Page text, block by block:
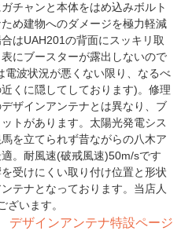
チャンと本体をはめ込みボルト
め建物へのダメージを極力軽減
はUAH201の背面にスッキリ取
にブースターが露出しないので
波状況が悪くない限り、なるべ
くに隠してしております)。修理
ザインアンテナとは異なり、ブ
トがあります。太陽光発電シス
を立てられず昔ながらの八木ア
。耐風速(破戒風速)50m/sです
受けにくい取り付け位置と形状
テナとなっております。当店人
います。
デザインアンテナ特設ページ